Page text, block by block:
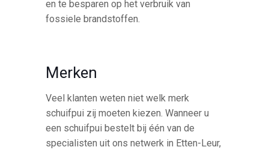
en te besparen op het verbruik van
fossiele brandstoffen.
Merken
Veel klanten weten niet welk merk
schuifpui zij moeten kiezen. Wanneer u
een schuifpui bestelt bij één van de
specialisten uit ons netwerk in Etten-Leur,